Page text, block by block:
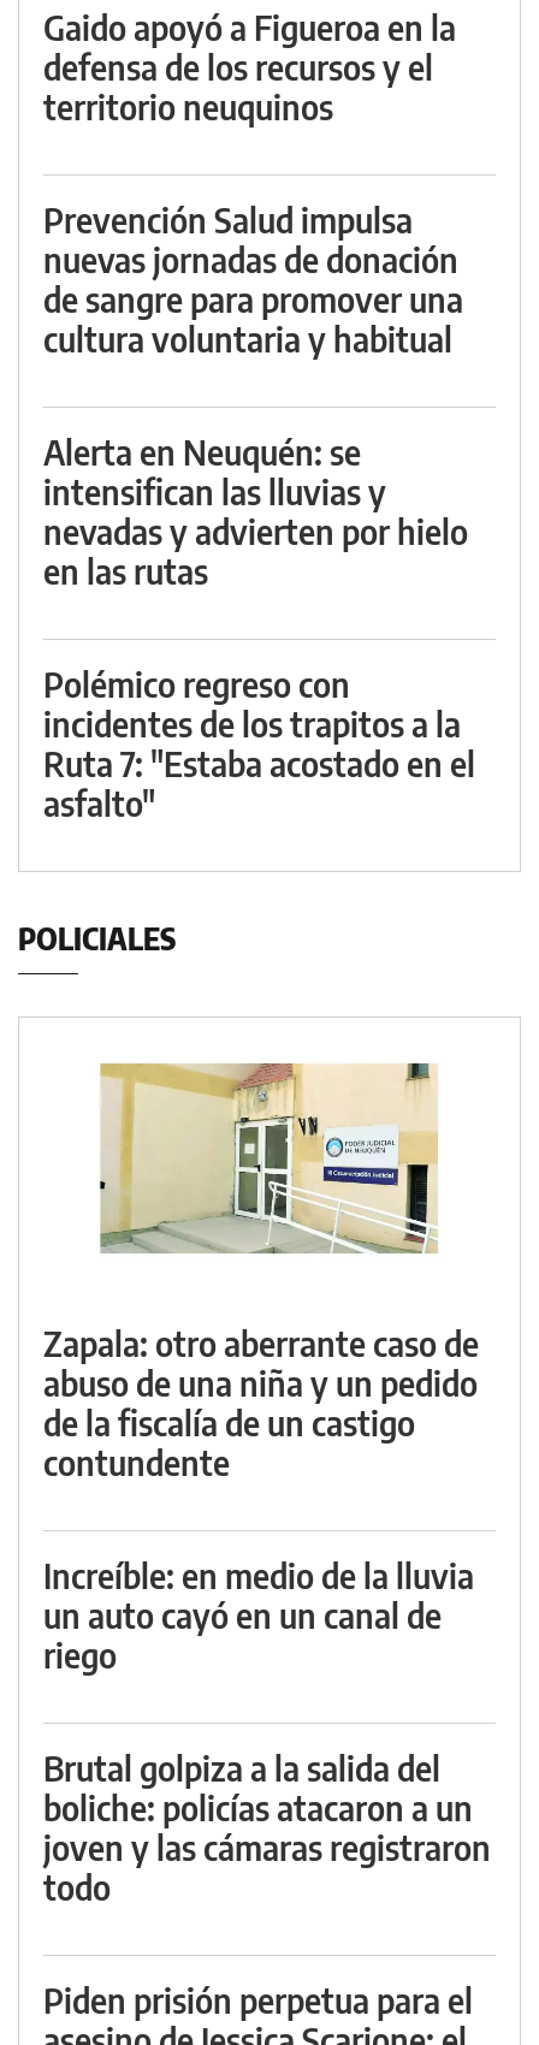
Gaido apoyó a Figueroa en la
defensa de los recursos y el
territorio neuquinos
Prevención Salud impulsa
nuevas jornadas de donación
de sangre para promover una
cultura voluntaria y habitual
Alerta en Neuquén: se
intensifican las lluvias y
nevadas y advierten por hielo
en las rutas
Polémico regreso con
incidentes de los trapitos a la
Ruta 7: "Estaba acostado en el
asfalto"
POLICIALES
Zapala: otro aberrante caso de
abuso de una niña y un pedido
de la fiscalía de un castigo
contundente
Increíble: en medio de la lluvia
un auto cayó en un canal de
riego
Brutal golpiza a la salida del
boliche: policías atacaron a un
joven y las cámaras registraron
todo
Piden prisión perpetua para el